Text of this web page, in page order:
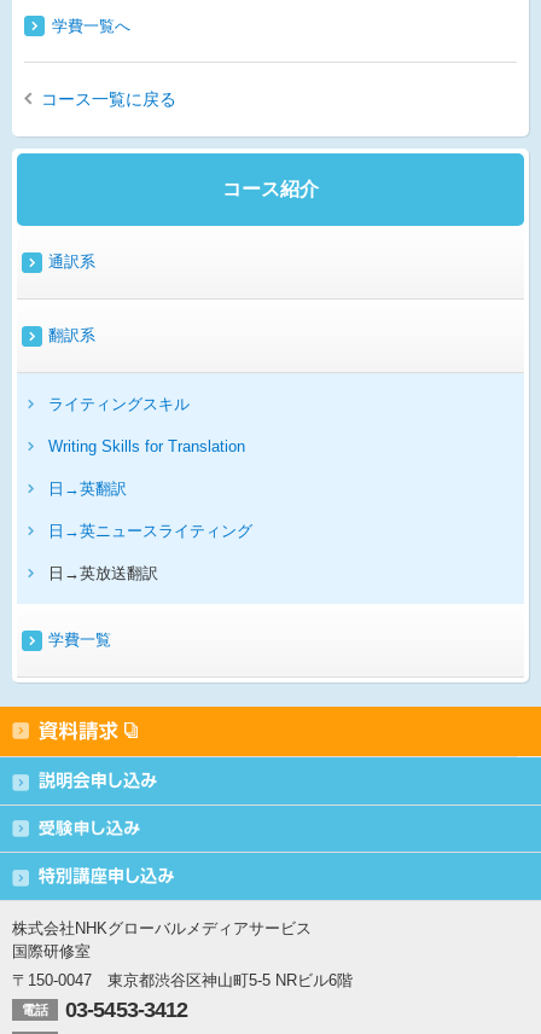
学費一覧へ
コース一覧に戻る
コース紹介
通訳系
翻訳系
ライティングスキル
Writing Skills for Translation
日→英翻訳
日→英ニュースライティング
日→英放送翻訳
学費一覧
株式会社NHKグローバルメディアサービス
国際研修室
〒150-0047 東京都渋谷区神山町5-5 NRビル6階
電話
03-5453-3412